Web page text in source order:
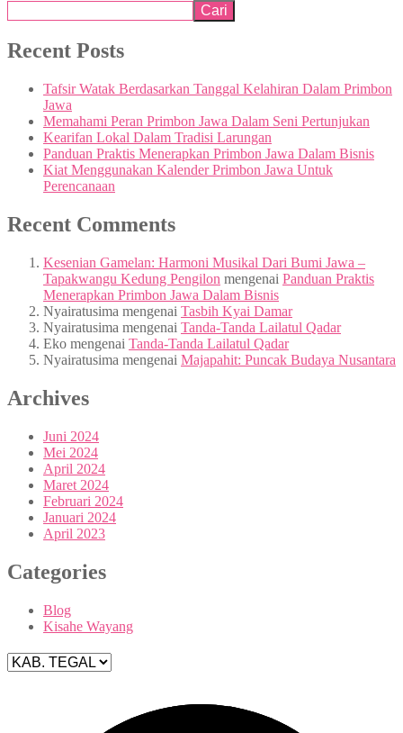
Cari
Recent Posts
Tafsir Watak Berdasarkan Tanggal Kelahiran Dalam Primbon
Jawa
Memahami Peran Primbon Jawa Dalam Seni Pertunjukan
Kearifan Lokal Dalam Tradisi Larungan
Panduan Praktis Menerapkan Primbon Jawa Dalam Bisnis
Kiat Menggunakan Kalender Primbon Jawa Untuk
Perencanaan
Recent Comments
Kesenian Gamelan: Harmoni Musikal Dari Bumi Jawa –
Tapakwangu Kedung Pengilon mengenai Panduan Praktis
Menerapkan Primbon Jawa Dalam Bisnis
Nyairatusima mengenai Tasbih Kyai Damar
Nyairatusima mengenai Tanda-Tanda Lailatul Qadar
Eko mengenai Tanda-Tanda Lailatul Qadar
Nyairatusima mengenai Majapahit: Puncak Budaya Nusantara
Archives
Juni 2024
Mei 2024
April 2024
Maret 2024
Februari 2024
Januari 2024
April 2023
Categories
Blog
Kisahe Wayang